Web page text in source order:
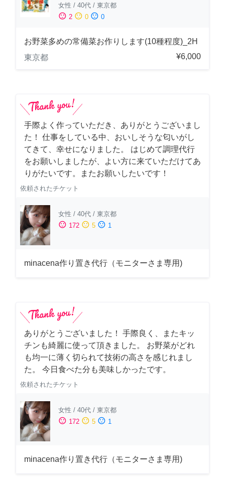
女性 / 40代 / 東京都
sentiment_satisfied 2 sentiment_neutral 0 sentiment_dissatisfied 0
お野菜多めの常備菜お作りします(10種程度)_2H
東京都
¥6,000
手際よく作っていただき、ありがとうございまし
た！ 仕事をしている中、おいしそうな匂いがし
てきて、幸せになりました。 はじめて調理代行
をお願いしましたが、よい方に来ていただけてあ
りがたいです。またお願いしたいです！
依頼されたチケット
女性 / 40代 / 東京都
sentiment_satisfied 172 sentiment_neutral 5 sentiment_dissatisfied 1
minacena作り置き代行（モニターさま専用)
ありがとうございました！ 手際良く、またキッ
チンも綺麗に使って頂きました。 お野菜がどれ
も均一に薄く切られて技術の高さを感じれまし
た。 今日食べた分も美味しかったです。
依頼されたチケット
女性 / 40代 / 東京都
sentiment_satisfied 172 sentiment_neutral 5 sentiment_dissatisfied 1
minacena作り置き代行（モニターさま専用)